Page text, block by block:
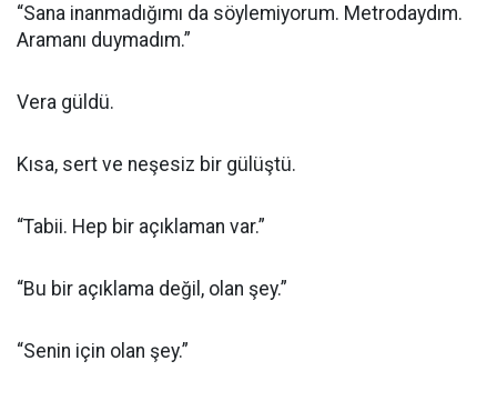
“Sana inanmadığımı da söylemiyorum. Metrodaydım.
Aramanı duymadım.”
Vera güldü.
Kısa, sert ve neşesiz bir gülüştü.
“Tabii. Hep bir açıklaman var.”
“Bu bir açıklama değil, olan şey.”
“Senin için olan şey.”